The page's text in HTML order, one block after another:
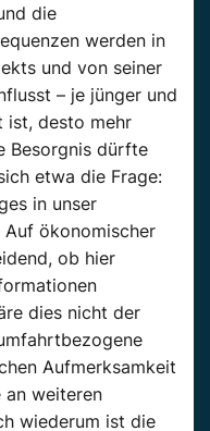
die
werden in
und von seiner
– je jünger und
ist, desto mehr
Besorgnis dürfte
etwa die Frage:
in unser
Auf ökonomischer
ob hier
dies nicht der
Aufmerksamkeit
an weiteren
wiederum ist die